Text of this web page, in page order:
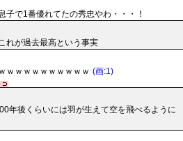
子で1番優れてたの秀忠やわ・・・！
れが過去最高という事実
ｗｗｗｗｗｗｗｗｗｗ (画:1)
年後くらいには羽が生えて空を飛べるように